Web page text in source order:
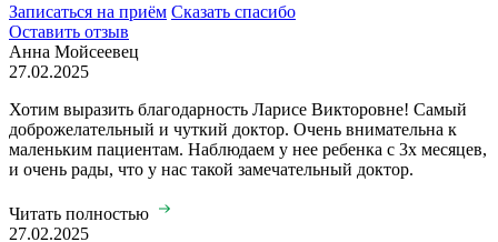
Записаться на приём Сказать спасибо
Оставить отзыв
Анна Мойсеевец
27.02.2025
Хотим выразить благодарность Ларисе Викторовне! Самый
доброжелательный и чуткий доктор. Очень внимательна к
маленьким пациентам. Наблюдаем у нее ребенка с 3х месяцев,
и очень рады, что у нас такой замечательный доктор.
Читать полностью
27.02.2025